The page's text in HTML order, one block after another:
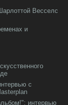
Весселс
и
с
интервью